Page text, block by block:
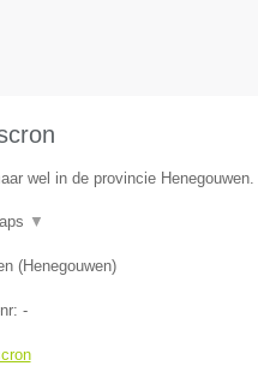
wel in de provincie Henegouwen.
▼
(Henegouwen)
-